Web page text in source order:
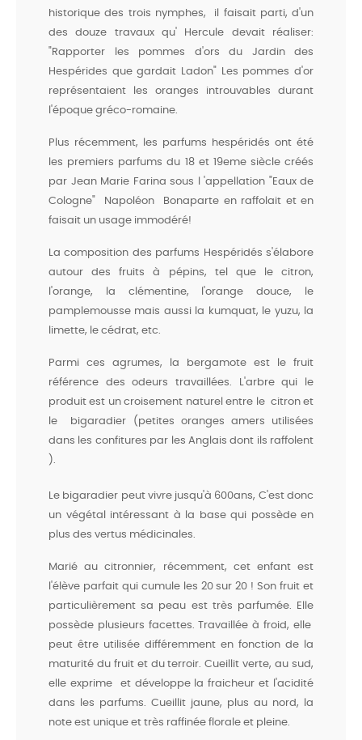
historique des trois nymphes, il faisait parti, d'un
des douze travaux qu' Hercule devait réaliser:
"Rapporter les pommes d'ors du Jardin des
Hespérides que gardait Ladon" Les pommes d'or
représentaient les oranges introuvables durant
l'époque gréco-romaine.
Plus récemment, les parfums hespéridés ont été
les premiers parfums du 18 et 19eme siècle créés
par Jean Marie Farina sous l 'appellation "Eaux de
Cologne" Napoléon Bonaparte en raffolait et en
faisait un usage immodéré!
La composition des parfums Hespéridés s'élabore
autour des fruits à pépins, tel que le citron,
l'orange, la clémentine, l'orange douce, le
pamplemousse mais aussi la kumquat, le yuzu, la
limette, le cédrat, etc.
Parmi ces agrumes, la bergamote est le fruit
référence des odeurs travaillées. L'arbre qui le
produit est un croisement naturel entre le citron et
le bigaradier (petites oranges amers utilisées
dans les confitures par les Anglais dont ils raffolent
).
Le bigaradier peut vivre jusqu'à 600ans, C'est donc
un végétal intéressant à la base qui possède en
plus des vertus médicinales.
Marié au citronnier, récemment, cet enfant est
l'élève parfait qui cumule les 20 sur 20 ! Son fruit et
particulièrement sa peau est très parfumée. Elle
possède plusieurs facettes. Travaillée à froid, elle
peut être utilisée différemment en fonction de la
maturité du fruit et du terroir. Cueillit verte, au sud,
elle exprime et développe la fraicheur et l'acidité
dans les parfums. Cueillit jaune, plus au nord, la
note est unique et très raffinée florale et pleine.